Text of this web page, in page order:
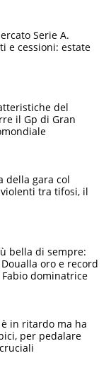
Serie A.
e cessioni: estate
del
il Gp di Gran
della gara col
tra tifosi, il
bella di sempre:
oro e record
dominatrice
in ritardo ma ha
per pedalare